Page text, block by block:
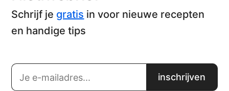
Schrijf je gratis in voor nieuwe recepten
en handige tips